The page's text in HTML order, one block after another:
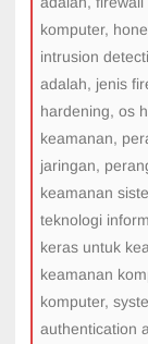
komputer,
intrusion
adalah, jenis
hardening, os
keamanan,
jaringan,
keamanan
teknologi
keras untuk
keamanan
komputer,
authentication